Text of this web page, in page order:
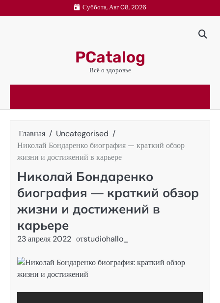
к
Суббота, Авг 08, 2026
PCatalog
Всё о здоровье
Главная
Uncategorised
Николай Бондаренко биография — краткий обзор
жизни и достижений в карьере
Николай Бондаренко
биография — краткий обзор
жизни и достижений в
карьере
23 апреля 2022 отstudiohallo_